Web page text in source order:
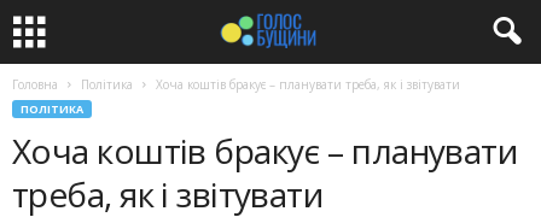
Головна Політика Хоча коштів бракує – планувати треба, як і звітувати
ПОЛІТИКА
Хоча коштів бракує – планувати
треба, як і звітувати